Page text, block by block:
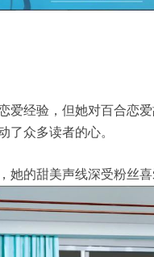
爱经验，但她对百合恋
众多读者的心。
的甜美声线深受粉丝